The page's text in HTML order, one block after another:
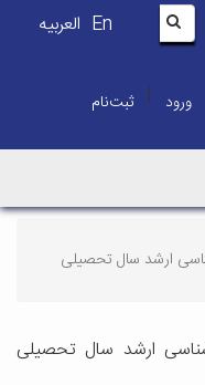
En العربیه
ورود | ثبت‌نام
ارشد سال تحصیلی
ارشد سال تحصیلی